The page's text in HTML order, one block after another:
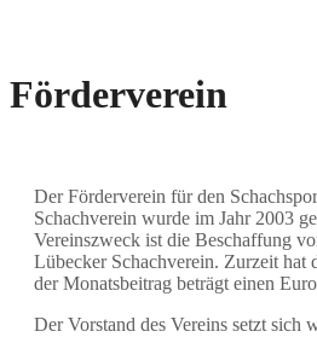
Förderverein
Der Förderverein für den
Schachverein wurde im Jahr 2003
Vereinszweck ist die Beschaffung
Lübecker Schachverein. Zurzeit hat
der Monatsbeitrag beträgt einen
Der Vorstand des Vereins setzt sich